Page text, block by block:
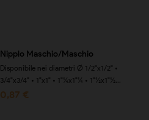
Nipplo Maschio/Maschio
Disponibile nei diametri Ø 1/2"x1/2" •
3/4"x3/4" • 1"x1" • 1"¼x1"¼ • 1"½x1"½...
0,87 €